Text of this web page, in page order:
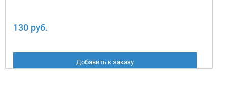
130 руб.
Добавить к заказу